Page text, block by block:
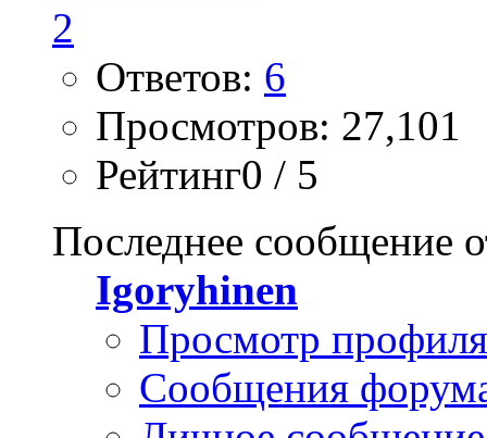
Ответов: 6
Просмотров: 27,101
Рейтинг0 / 5
Последнее сообщение
Igoryhinen
Просмотр профиля
Сообщения